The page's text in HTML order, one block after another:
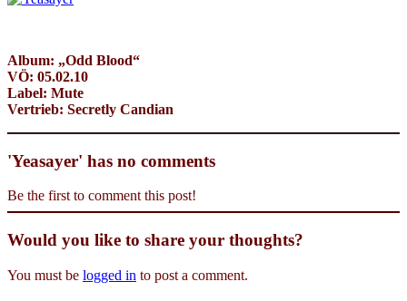
Album: „Odd Blood“
VÖ: 05.02.10
Label: Mute
Vertrieb: Secretly Candian
'Yeasayer' has no comments
Be the first to comment this post!
Would you like to share your thoughts?
You must be logged in to post a comment.